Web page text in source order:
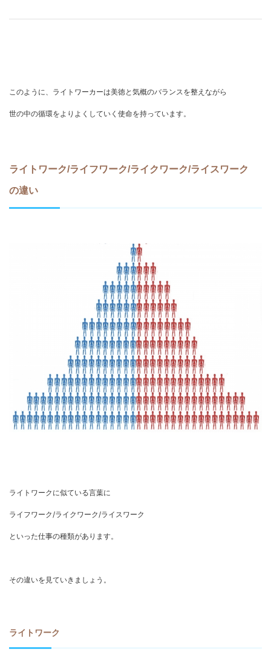
このように、ライトワーカーは美徳と気概のバランスを整えながら
世の中の循環をよりよくしていく使命を持っています。
ライトワーク/ライフワーク/ライクワーク/ライスワーク
の違い
ライトワークに似ている言葉に
ライフワーク/ライクワーク/ライスワーク
といった仕事の種類があります。
その違いを見ていきましょう。
ライトワーク